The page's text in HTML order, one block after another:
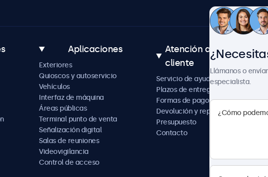
Aplicaciones
Exteriores
Quioscos y autoservicio
Vehículos
Interfaz de máquina
Áreas públicas
Terminal punto de venta
Señalización digital
Salas de reuniones
Videovigilancia
Control de acceso
Atención al
cliente
Servicio de ayuda
Plazos de entrega
Formas de pago
Devolución y reparación
Presupuesto
Contacto
Llámanos o
especialista.